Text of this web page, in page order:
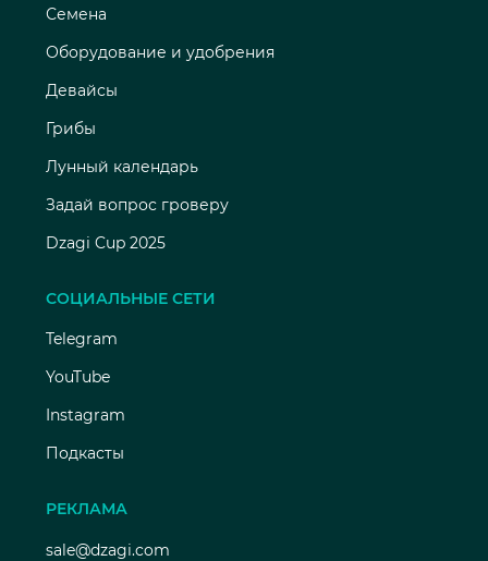
Семена
Оборудование и удобрения
Девайсы
Грибы
Лунный календарь
Задай вопрос гроверу
Dzagi Cup 2025
СОЦИАЛЬНЫЕ СЕТИ
Telegram
YouTube
Instagram
Подкасты
РЕКЛАМА
sale@dzagi.com